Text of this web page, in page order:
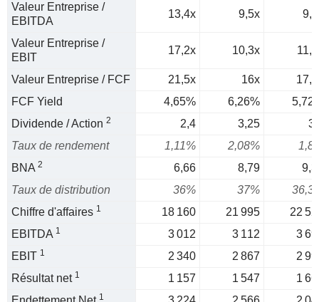
Valeur Entreprise /
EBITDA
13,4x 9,5x
Valeur Entreprise /
EBIT
17,2x 10,3x
Valeur Entreprise / FCF 21,5x 16x
FCF Yield
4,65% 6,26%
Dividende / Action 2 2,4 3,25
Taux de rendement
1,11% 2,08%
BNA 2 6,66 8,79
Taux de distribution
36% 37%
Chiffre d'affaires 1 18 160 21 995
22
EBITDA 1 3 012 3 112
3
EBIT 1 2 340 2 867
2
Résultat net 1 1 157 1 547
1
1